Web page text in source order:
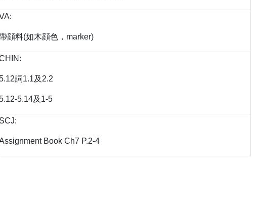
顔料(如木顔色，marker)
詞1.1及2.2
5.14及1-5
SCJ:
Book Ch7 P.2-4